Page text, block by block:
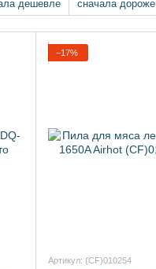
дешевле сначала дороже
−17%
Артикул: (CF)010254